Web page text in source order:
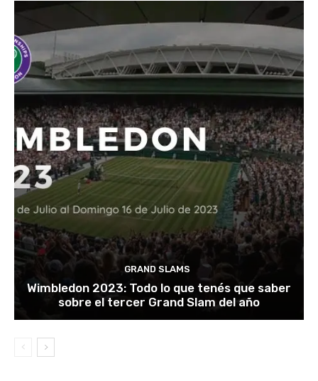
GRAND SLAMS
Wimbledon 2023: Todo lo que tenés que saber
sobre el tercer Grand Slam del año